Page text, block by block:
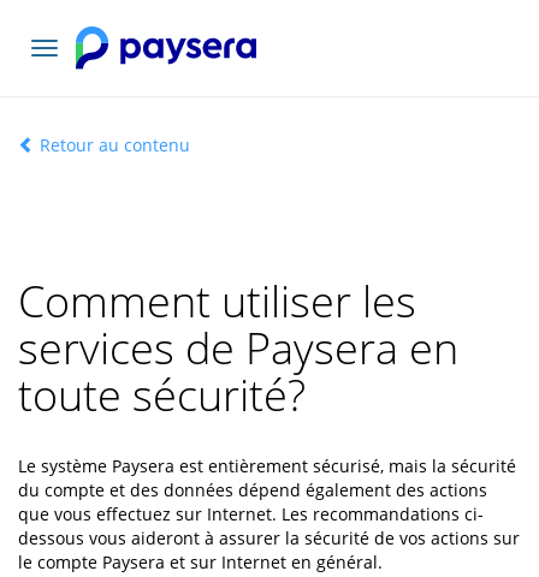
Basculer
Retour au contenu
Comment utiliser les
services de Paysera en
toute sécurité?
Le système Paysera est entièrement sécurisé, mais la sécurité
du compte et des données dépend également des actions
que vous effectuez sur Internet. Les recommandations ci-
dessous vous aideront à assurer la sécurité de vos actions sur
le compte Paysera et sur Internet en général.